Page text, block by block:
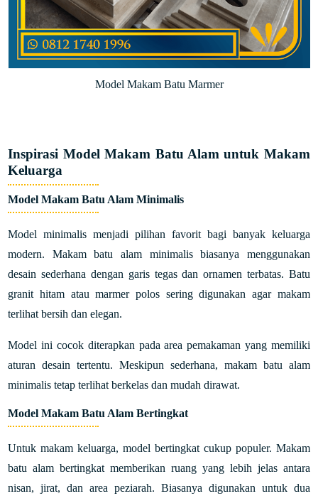
Model Makam Batu Marmer
Inspirasi Model Makam Batu Alam untuk Makam
Keluarga
Model Makam Batu Alam Minimalis
Model minimalis menjadi pilihan favorit bagi banyak keluarga
modern. Makam batu alam minimalis biasanya menggunakan
desain sederhana dengan garis tegas dan ornamen terbatas. Batu
granit hitam atau marmer polos sering digunakan agar makam
terlihat bersih dan elegan.
Model ini cocok diterapkan pada area pemakaman yang memiliki
aturan desain tertentu. Meskipun sederhana, makam batu alam
minimalis tetap terlihat berkelas dan mudah dirawat.
Model Makam Batu Alam Bertingkat
Untuk makam keluarga, model bertingkat cukup populer. Makam
batu alam bertingkat memberikan ruang yang lebih jelas antara
nisan, jirat, dan area peziarah. Biasanya digunakan untuk dua